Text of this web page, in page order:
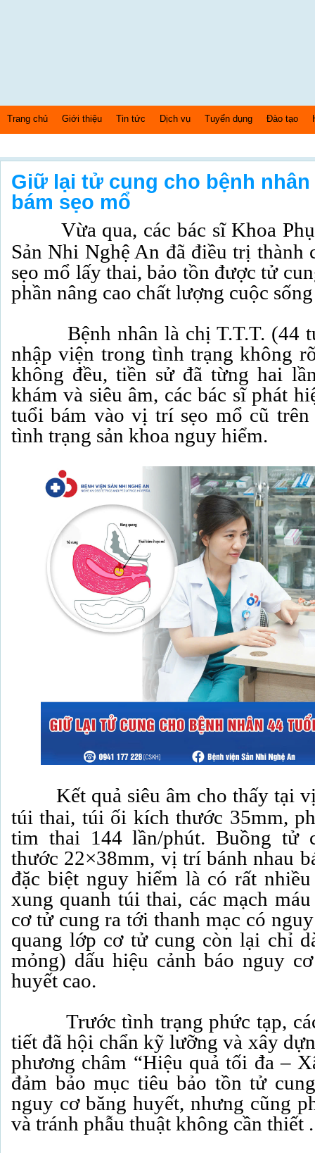
Trang chủ Giới thiệu Tin tức Dịch vụ Tuyển dụng Đào tạo
Giữ lại tử cung cho bệnh
bám sẹo mổ
Vừa qua, các bác sĩ Khoa
Sản Nhi Nghệ An đã điều trị thành
sẹo mổ lấy thai, bảo tồn được tử
phần nâng cao chất lượng cuộc
Bệnh nhân là chị T.T.T. (44
nhập viện trong tình trạng không
không đều, tiền sử đã từng hai
khám và siêu âm, các bác sĩ phát
tuổi bám vào vị trí sẹo mổ cũ
tình trạng sản khoa nguy hiểm.
Kết quả siêu âm cho thấy tại
túi thai, túi ối kích thước 35mm,
tim thai 144 lần/phút. Buồng tử
thước 22×38mm, vị trí bánh nhau
đặc biệt nguy hiểm là có rất
xung quanh túi thai, các mạch
cơ tử cung ra tới thanh mạc có
quang lớp cơ tử cung còn lại chỉ
mỏng) dấu hiệu cảnh báo nguy
huyết cao.
Trước tình trạng phức tạp, các
tiết đã hội chẩn kỹ lưỡng và xây
phương châm “Hiệu quả tối đa –
đảm bảo mục tiêu bảo tồn tử
nguy cơ băng huyết, nhưng cũng
và tránh phẫu thuật không cần thiết